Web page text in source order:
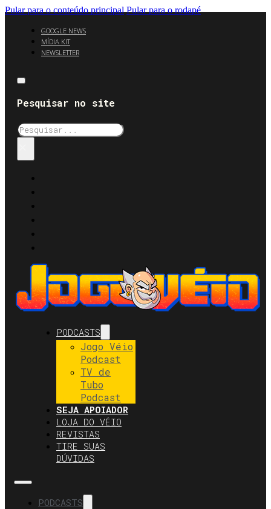
Pular para o conteúdo principal Pular para o rodapé
GOOGLE NEWS
MÍDIA KIT
NEWSLETTER
Pesquisar no site
Pesquisar
PODCASTS
Jogo Véio
Podcast
TV de
Tubo
Podcast
SEJA APOIADOR
LOJA DO VÉIO
REVISTAS
TIRE SUAS
DÚVIDAS
PODCASTS